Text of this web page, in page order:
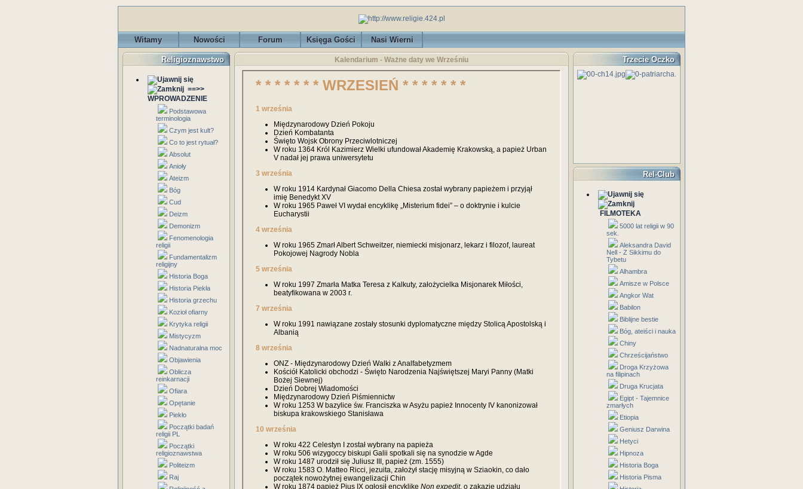
Witamy Nowości Forum Księga Gości Nasi Wierni
Religioznawstwo
==>>
WPROWADZENIE
Podstawowa
terminologia
Czym jest kult?
Co to jest rytuał?
Absolut
Anioły
Ateizm
Bóg
Cud
Deizm
Demonizm
Fenomenologia
religii
Fundamentalizm
religijny
Historia Boga
Historia Piekła
Historia grzechu
Kozioł ofiarny
Krytyka religii
Mistycyzm
Nadnaturalna moc
Objawienia
Oblicza
reinkarnacji
Ofiara
Opętanie
Piekło
Początki badań
religii PL
Początki
religioznawstwa
Politeizm
Raj
Kalendarium - Ważne daty we Wrześniu
* * * * * * * WRZESIEŃ * * * * * * *
1 września
Międzynarodowy Dzień Pokoju
Dzień Kombatanta
Święto Wojsk Obrony Przeciwlotniczej
W roku 1364 Król Kazimierz Wielki ufundował Akademię Krakowską, a papież Urban
V nadał jej prawa uniwersytetu
3 września
W roku 1914 Kardynał Giacomo Della Chiesa został wybrany papieżem i przyjął
imię Benedykt XV
W roku 1965 Paweł VI wydał encyklikę „Misterium fidei” – o doktrynie i kulcie
Eucharystii
4 września
W roku 1965 Zmarł Albert Schweitzer, niemiecki misjonarz, lekarz i filozof, laureat
Pokojowej Nagrody Nobla
5 września
W roku 1997 Zmarła Matka Teresa z Kalkuty, założycielka Misjonarek Miłości,
beatyfikowana w 2003 r.
7 września
W roku 1991 nawiązane zostały stosunki dyplomatyczne między Stolicą Apostolską i
Albanią
8 września
ONZ - Międzynarodowy Dzień Walki z Analfabetyzmem
Kościół Katolicki obchodzi - Święto Narodzenia Najświętszej Maryi Panny (Matki
Bożej Siewnej)
Dzień Dobrej Wiadomości
Międzynarodowy Dzień Piśmiennictw
W roku 1253 W bazylice św. Franciszka w Asyżu papież Innocenty IV kanonizował
biskupa krakowskiego Stanisława
10 września
W roku 422 Celestyn I został wybrany na papieża
W roku 506 wizygoccy biskupi Galii spotkali się na synodzie w Agde
W roku 1487 urodził się Juliusz III, papież (zm. 1555)
W roku 1583 O. Matteo Ricci, jezuita, założył stację misyjną w Sziaokin, co dało
początek nowożytnej ewangelizacji Chin
W roku 1874 papież Pius IX ogłosił encyklikę Non expedit, o zakazie udziału
Trzecie Oczko
Rel-Club
FILMOTEKA
5000 lat religii w 90
sek.
Aleksandra David
Nell - Z Sikkimu do
Tybetu
Alhambra
Amisze w Polsce
Angkor Wat
Babilon
Biblijne bestie
Bóg, ateiści i nauka
Chiny
Chrześcijaństwo
Droga Krzyżowa
na filipinach
Druga Krucjata
Egipt - Tajemnice
zmarłych
Etiopia
Geniusz Darwina
Hetyci
Hipnoza
Historia Boga
Historia Pisma